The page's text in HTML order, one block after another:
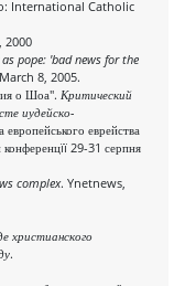
International Catholic
2000
pope: 'bad news for the
8, 2005.
о Шоа". Критический
иудейско-
еврейства
29-31 серпня
complex. Ynetnews,
.